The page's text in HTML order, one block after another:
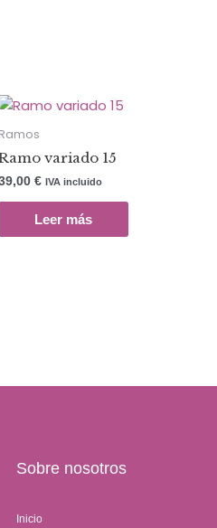
Ramos
variado 15
€ IVA incluido
Leer más
Sobre nosotros
Inicio